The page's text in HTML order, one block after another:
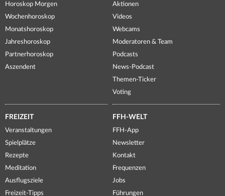
Horoskop Morgen
Wochenhoroskop
Monatshoroskop
Jahreshoroskop
Partnerhoroskop
Aszendent
Aktionen
Videos
Webcams
Moderatoren & Team
Podcasts
News-Podcast
Themen-Ticker
Voting
FREIZEIT
Veranstaltungen
Spielplätze
Rezepte
Meditation
Ausflugsziele
Freizeit-Tipps
FFH-WELT
FFH-App
Newsletter
Kontakt
Frequenzen
Jobs
Führungen